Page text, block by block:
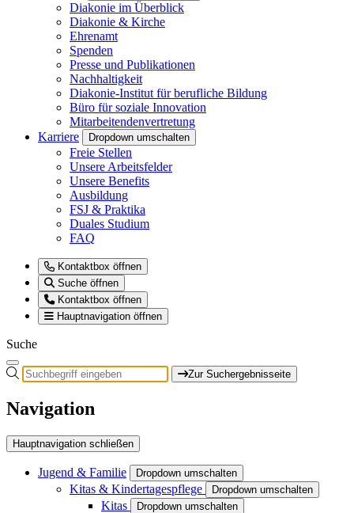
Diakonie im Überblick
Diakonie & Kirche
Ehrenamt
Spenden
Presse und Publikationen
Nachhaltigkeit
Diakonie-Institut für berufliche Bildung
Büro für soziale Innovation
Mitarbeitendenvertretung
Karriere
Dropdown umschalten
Freie Stellen
Unsere Arbeitsfelder
Unsere Benefits
Ausbildung
FSJ & Praktika
Duales Studium
FAQ
Kontaktbox öffnen
Suche öffnen
Kontaktbox öffnen
Hauptnavigation öffnen
Suche
Zur Suchergebnisseite
Navigation
Hauptnavigation schließen
Jugend & Familie Dropdown umschalten
Kitas & Kindertagespflege Dropdown umschalten
Kitas Dropdown umschalten